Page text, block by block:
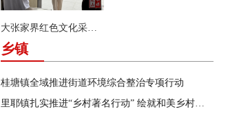
大张家界红色文化采访团来县茨岩塘镇采访
乡镇
桂塘镇全域推进街道环境综合整治专项行动
里耶镇扎实推进“乡村著名行动” 绘就和美乡村新画卷